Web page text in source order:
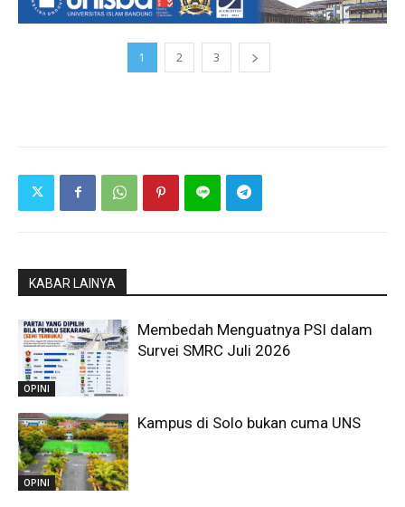
1 2 3
KABAR LAINYA
OPINI
Membedah Menguatnya PSI dalam
Survei SMRC Juli 2026
OPINI
Kampus di Solo bukan cuma UNS